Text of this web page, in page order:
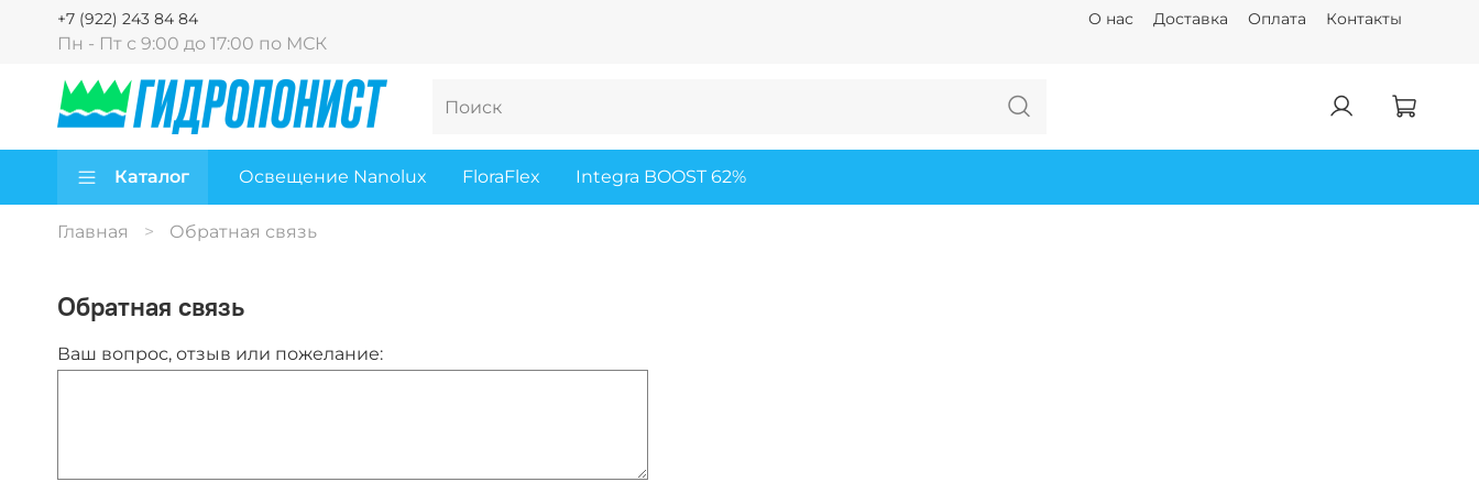
О нас Доставка Оплата Контакты
Пн - Пт с 9:00 до 17:00 по МСК
+7 (922) 243 84 84
Каталог Освещение Nanolux FloraFlex Integra BOOST 62%
Главная Обратная связь
Обратная связь
Ваш вопрос, отзыв или пожелание: